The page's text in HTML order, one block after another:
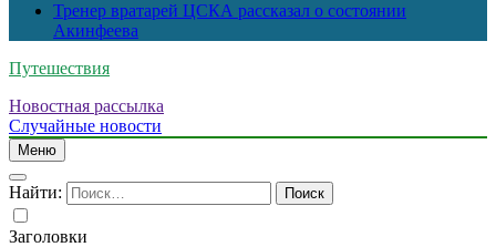
Тренер вратарей ЦСКА рассказал о состоянии
Акинфеева
Путешествия
Новостная рассылка
Случайные новости
Меню
Найти:
Заголовки